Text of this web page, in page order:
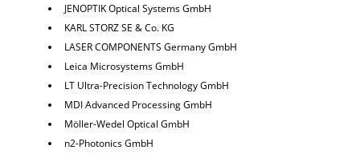
JENOPTIK Optical Systems GmbH
KARL STORZ SE & Co. KG
LASER COMPONENTS Germany GmbH
Leica Microsystems GmbH
LT Ultra-Precision Technology GmbH
MDI Advanced Processing GmbH
Möller-Wedel Optical GmbH
n2-Photonics GmbH